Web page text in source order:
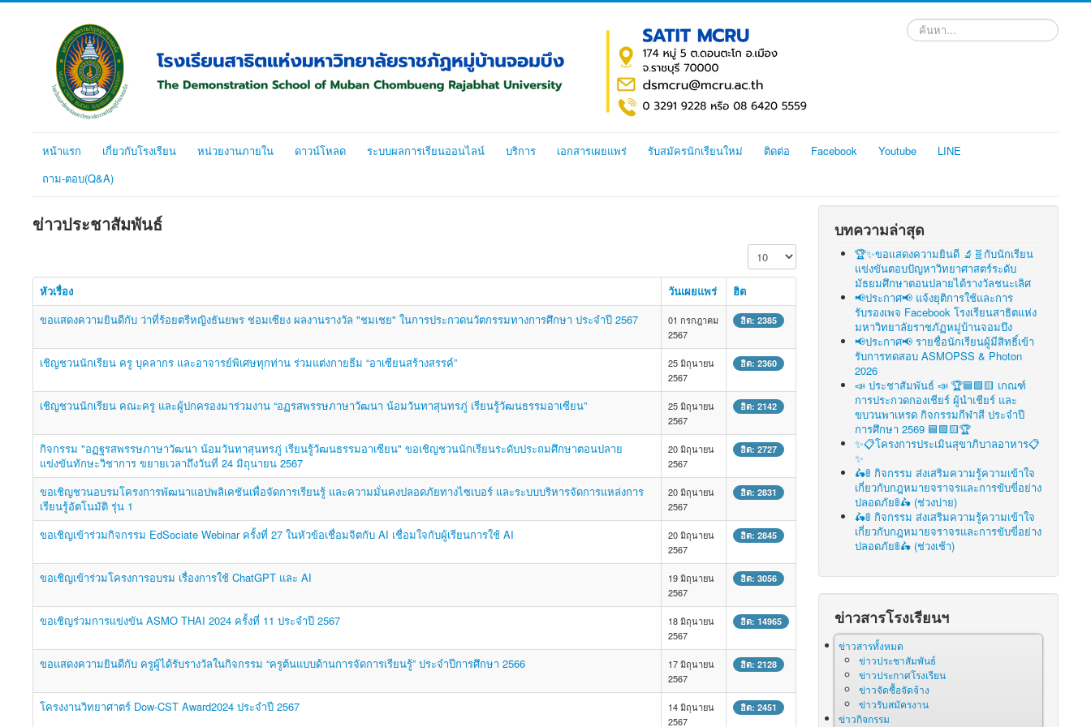
ค้นหา...
หน้าแรก เกี่ยวกับโรงเรียน หน่วยงานภายใน ดาวน์โหลด ระบบผลการเรียนออนไลน์ บริการ เอกสารเผยแพร่ รับสมัครนักเรียนใหม่ ติดต่อ Facebook Youtube
LINE
ถาม-ตอบ(Q&A)
ข่าวประชาสัมพันธ์
แสดง #
หัวเรื่อง วันเผยแพร่
ฮิต
ขอแสดงความยินดีกับ ว่าที่ร้อยตรีหญิงธันยพร ช่อมเซียง ผลงานรางวัล "ชมเชย" ในการประกวดนวัตกรรมทางการศึกษา ประจำปี 2567
01 กรกฎาคม
2567
ฮิต: 2385
เชิญชวนนักเรียน ครู บุคลากร และอาจารย์พิเศษทุกท่าน ร่วมแต่งกายธีม “อาเซียนสร้างสรรค์”
25 มิถุนายน
2567
ฮิต: 2360
เชิญชวนนักเรียน คณะครู และผู้ปกครองมาร่วมงาน “อฏรสพรรษภาษาวัฒนา น้อมวันทาสุนทรภู่ เรียนรู้วัฒนธรรมอาเซียน”
25 มิถุนายน
2567
ฮิต: 2142
กิจกรรม "อฏฐรสพรรษภาษาวัฒนา น้อมวันทาสุนทรภู่ เรียนรู้วัฒนธรรมอาเซียน" ขอเชิญชวนนักเรียนระดับประถมศึกษาตอนปลาย
แข่งขันทักษะวิชาการ ขยายเวลาถึงวันที่ 24 มิถุนายน 2567
20 มิถุนายน
2567
ฮิต: 2727
ขอเชิญชวนอบรมโครงการพัฒนาแอปพลิเคชันเพื่อจัดการเรียนรู้ และความมั่นคงปลอดภัยทางไซเบอร์ และระบบบริหารจัดการแหล่งการ
เรียนรู้อัตโนมัติ รุ่น 1
20 มิถุนายน
2567
ฮิต: 2831
ขอเชิญเข้าร่วมกิจกรรม EdSociate Webinar ครั้งที่ 27 ในหัวข้อเชื่อมจิตกับ AI เชื่อมใจกับผู้เรียนการใช้ AI
20 มิถุนายน
2567
ฮิต: 2845
ขอเชิญเข้าร่วมโครงการอบรม เรื่องการใช้ ChatGPT และ AI
19 มิถุนายน
2567
ฮิต: 3056
ขอเชิญร่วมการเเข่งขัน ASMO THAI 2024 ครั้งที่ 11 ประจำปี 2567
18 มิถุนายน
2567
ฮิต: 14965
ขอแสดงความยินดีกับ ครูผู้ได้รับรางวัลในกิจกรรม “ครูต้นแบบด้านการจัดการเรียนรู้” ประจำปีการศึกษา 2566
17 มิถุนายน
2567
ฮิต: 2128
โครงงานวิทยาศาตร์ Dow-CST Award2024 ประจำปี 2567
14 มิถุนายน
2567
ฮิต: 2451
บทความล่าสุด
🏆✨ขอแสดงความยินดี 🔬🧬กับนักเรียน
แข่งขันตอบปัญหาวิทยาศาสตร์ระดับ
มัธยมศึกษาตอนปลายได้รางวัลชนะเลิศ
📢ประกาศ📢 แจ้งยุติการใช้และการ
รับรองเพจ Facebook โรงเรียนสาธิตแห่ง
มหาวิทยาลัยราชภัฏหมู่บ้านจอมบึง
📢ประกาศ📢 รายชื่อนักเรียนผู้มีสิทธิ์เข้า
รับการทดสอบ ASMOPSS & Photon
2026
📣 ประชาสัมพันธ์ 📣 🏆🟦🟩🟨 เกณฑ์
การประกวดกองเชียร์ ผู้นำเชียร์ และ
ขบวนพาเหรด กิจกรรมกีฬาสี ประจำปี
การศึกษา 2569 🟦🟩🟨🏆
✨📋โครงการประเมินสุขาภิบาลอาหาร📋
✨
🛵🚦 กิจกรรม ส่งเสริมความรู้ความเข้าใจ
เกี่ยวกับกฎหมายจราจรและการขับขี่อย่าง
ปลอดภัย🚦🛵 (ช่วงบ่าย)
🛵🚦 กิจกรรม ส่งเสริมความรู้ความเข้าใจ
เกี่ยวกับกฎหมายจราจรและการขับขี่อย่าง
ปลอดภัย🚦🛵 (ช่วงเช้า)
ข่าวสารโรงเรียนฯ
ข่าวสารทั้งหมด
ข่าวประชาสัมพันธ์
ข่าวประกาศโรงเรียน
ข่าวจัดซื้อจัดจ้าง
ข่าวรับสมัครงาน
ข่าวกิจกรรม